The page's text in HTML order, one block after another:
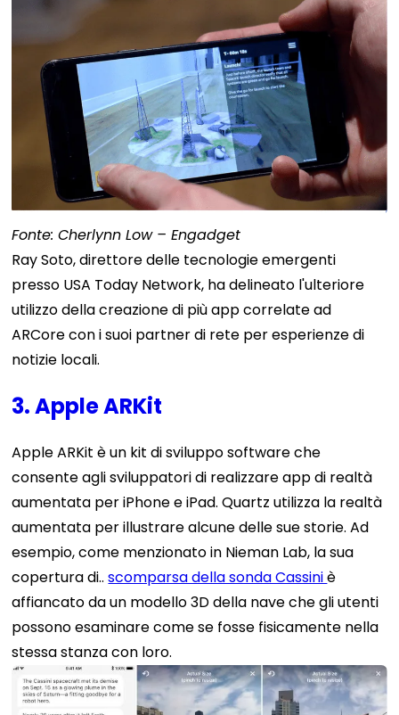
Fonte: Cherlynn Low – Engadget
Ray Soto, direttore delle tecnologie emergenti
presso USA Today Network, ha delineato l'ulteriore
utilizzo della creazione di più app correlate ad
ARCore con i suoi partner di rete per esperienze di
notizie locali.
3. Apple ARKit
Apple ARKit è un kit di sviluppo software che
consente agli sviluppatori di realizzare app di realtà
aumentata per iPhone e iPad. Quartz utilizza la realtà
aumentata per illustrare alcune delle sue storie. Ad
esempio, come menzionato in Nieman Lab, la sua
copertura di..scomparsa della sonda Cassiniè
affiancato da un modello 3D della nave che gli utenti
possono esaminare come se fosse fisicamente nella
stessa stanza con loro.